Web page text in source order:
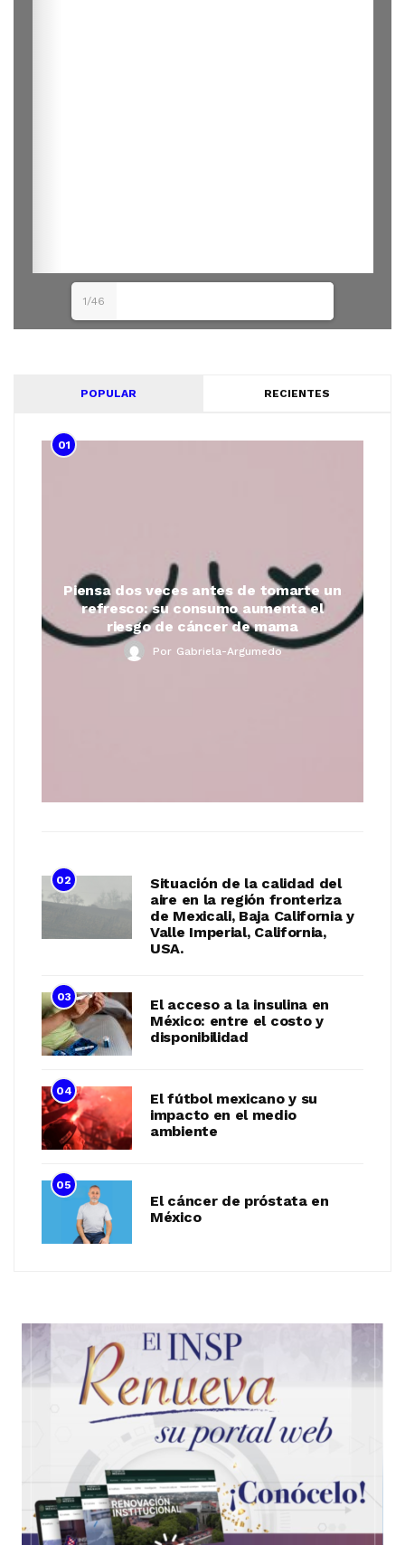
1/46
POPULAR RECIENTES
01
Piensa dos veces antes de tomarte un
refresco: su consumo aumenta el
riesgo de cáncer de mama
Por Gabriela-Argumedo
02
Situación de la calidad del
aire en la región fronteriza
de Mexicali, Baja California y
Valle Imperial, California,
USA.
03
El acceso a la insulina en
México: entre el costo y
disponibilidad
04
El fútbol mexicano y su
impacto en el medio
ambiente
05
El cáncer de próstata en
México